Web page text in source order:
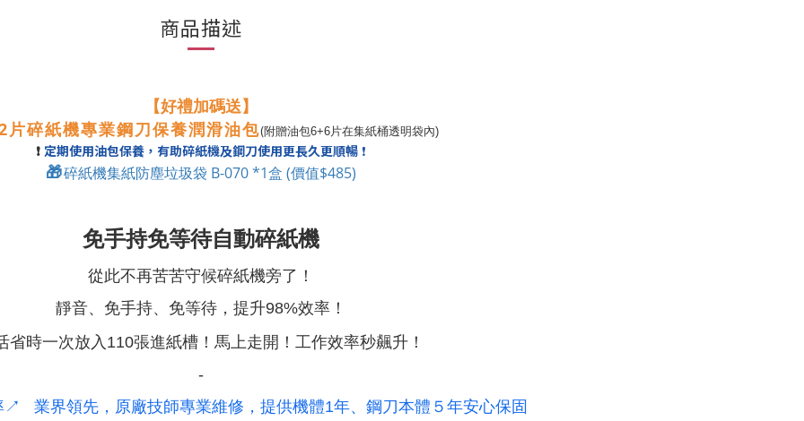
商品描述
【好禮加碼送】
片碎紙機專業鋼刀保養潤滑油包(附贈油包6+6片在集紙桶透明袋內)
❗ 定期使用油包保養，有助碎紙機及鋼刀使用更長久更順暢 ❗
🎁碎紙機集紙防塵垃圾袋 B-070 *1盒 (價值$485)
免手持免等待自動碎紙機
從此不再苦苦守候碎紙機旁了！
靜音、免手持、免等待，提升98%效率 ！
省時一次放入110張進紙槽！ 馬上走開 ！ 工作效率秒飆升 ！
-
↗ 業界領先， 原廠技師專業維修，提供機體1年、 鋼刀本體５年安心保固